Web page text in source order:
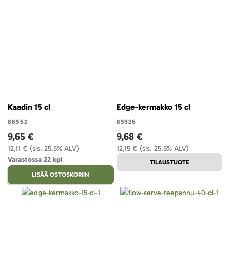
Kaadin 15 cl
86562
(sis. 25.5% ALV)
12,11 €
9,65 €
Varastossa 22 kpl
LISÄÄ OSTOSKORIIN
Edge-kermakko 15 cl
85926
(sis. 25.5% ALV)
12,15 €
9,68 €
TILAUSTUOTE